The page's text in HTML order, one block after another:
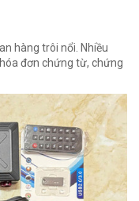
hàng trôi nổi. Nhiều
đơn chứng từ, chứng